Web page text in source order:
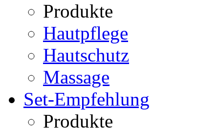
Produkte
Hautpflege
Hautschutz
Massage
Set-Empfehlung
Produkte